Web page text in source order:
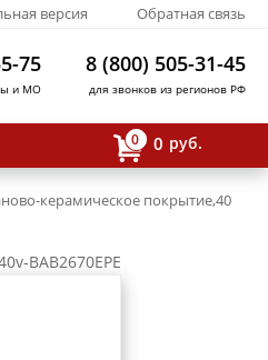
версия Обратная связь
75
и МО
8 (800) 505-31-45
для звонков из регионов РФ
0 0 руб.
керамическое покрытие,40
BAB2670EPE